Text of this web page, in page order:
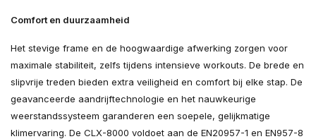
Comfort en duurzaamheid
Het stevige frame en de hoogwaardige afwerking zorgen voor
maximale stabiliteit, zelfs tijdens intensieve workouts. De brede en
slipvrije treden bieden extra veiligheid en comfort bij elke stap. De
geavanceerde aandrijftechnologie en het nauwkeurige
weerstandssysteem garanderen een soepele, gelijkmatige
klimervaring. De CLX-8000 voldoet aan de EN20957-1 en EN957-8